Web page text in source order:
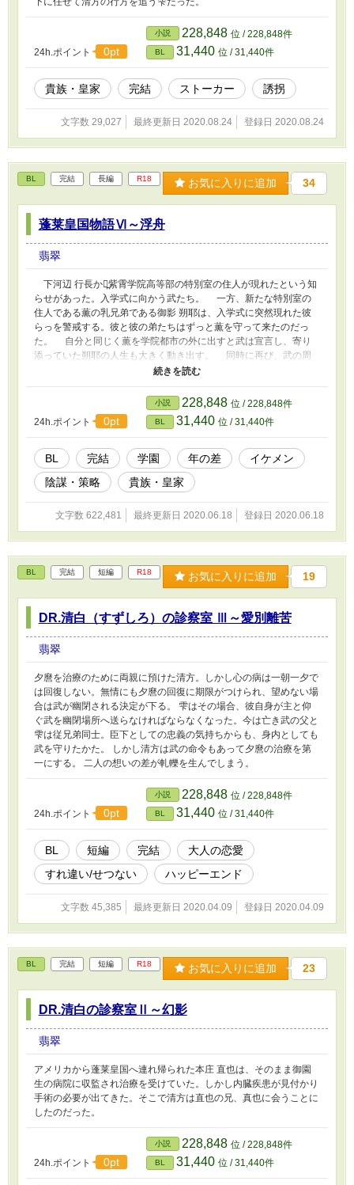
24h.ポイント 0pt
小説 228,848 位 / 228,848件
BL 31,440 位 / 31,440件
貴族・皇家 完結 ストーカー 誘拐
文字数 29,027 最終更新日 2020.08.24 登録日 2020.08.24
BL 完結 長編 R18 お気に入りに追加 34
蓬莱皇国物語Ⅵ～浮舟
翡翠
下河辺 行長から̪紫霄学院高等部の特別室の住人が現れたという知
らせがあった。入学式に向かう武たち。 一方、新たな特別室の
住人である薫の乳兄弟である御影 朔耶は、入学式に突然現れた彼
らっを警戒する。彼と彼の弟たちはずっと薫を守って来たのだっ
た。 自分と同じく薫を学院都市の外に出すと武は宣言し、寄り
添っていた朔耶の人生も大きく動き出す。 同時に再び、武の周
辺に不穏な動きが復活する。 紫霄学院に隠された更なる『闇』
が、新たな仲間をも巻き込んでいく。 翻弄される彼らはまるで
水面を漂う『浮舟』のよう。
24h.ポイント 0pt
小説 228,848 位 / 228,848件
BL 31,440 位 / 31,440件
BL 完結 学園 年の差
イケメン
陰謀・策略
貴族・皇家
文字数 622,481 最終更新日 2020.06.18 登録日 2020.06.18
BL 完結 短編 R18 お気に入りに追加 19
DR.清白（すずしろ）の診察室 Ⅲ～愛別離苦
翡翠
夕麿を治療のために両親に預けた清方。しかし心の病は一朝一夕で
は回復しない。無情にも夕麿の回復に期限がつけられ、望めない場
合は武が幽閉される決定が下る。 雫はその場合、彼自身が主と仰
ぐ武を幽閉場所へ送らなければならなくなった。今は亡き武の父と
雫は従兄弟同士。臣下としての忠義の気持ちからも、身内としても
武を守りたかた。 しかし清方は武の命令もあって夕麿の治療を第
一にする。 二人の想いの差が軋轢を生んでしまう。
24h.ポイント 0pt
小説 228,848 位 / 228,848件
BL 31,440 位 / 31,440件
BL 短編 完結
大人の恋愛
すれ違い/せつない
ハッピーエンド
文字数 45,385 最終更新日 2020.04.09 登録日 2020.04.09
BL 完結 短編 R18 お気に入りに追加 23
DR.清白の診察室Ⅱ～幻影
翡翠
アメリカから蓬莱皇国へ連れ帰られた本庄 直也は、そのまま御園
生の病院に収監され治療を受けていた。しかし内臓疾患が見付かり
手術の必要が出てきた。そこで清方は直也の兄、真也に会うことに
したのだった。
24h.ポイント 0pt
小説 228,848 位 / 228,848件
BL 31,440 位 / 31,440件